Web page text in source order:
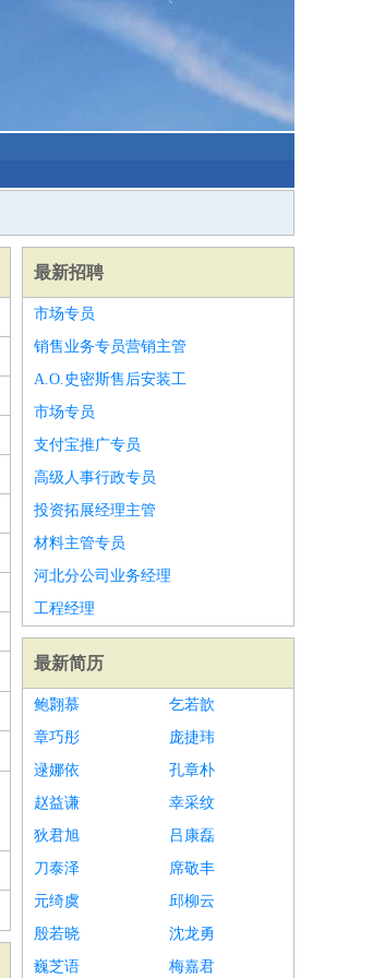
最新招聘
市场专员
销售业务专员营销主管
A.O.史密斯售后安装工
市场专员
支付宝推广专员
高级人事行政专员
投资拓展经理主管
材料主管专员
河北分公司业务经理
工程经理
最新简历
鲍翾慕
乞若歆
章巧彤
庞捷玮
逯娜依
孔章朴
赵益谦
幸采纹
狄君旭
吕康磊
刀泰泽
席敬丰
元绮虞
邱柳云
殷若晓
沈龙勇
巍芝语
梅嘉君